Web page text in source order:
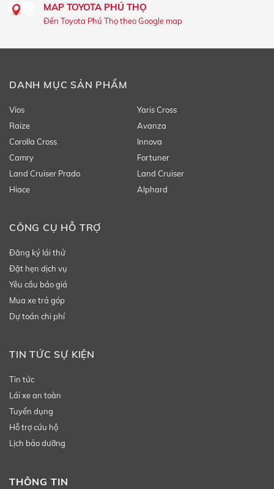
MAP TOYOTA PHÚ THỌ
Đến Toyota Phú Thọ theo Google map
DANH MỤC SẢN PHẨM
Vios
Yaris Cross
Raize
Avanza
Corolla Cross
Innova
Camry
Fortuner
Land Cruiser Prado
Land Cruiser
Hiace
Alphard
CÔNG CỤ HỖ TRỢ
Đăng ký lái thử
Đặt hẹn dịch vụ
Yêu cầu báo giá
Mua xe trả góp
Dự toán chi phí
TIN TỨC SỰ KIỆN
Tin tức
Lái xe an toàn
Tuyển dụng
Hỗ trợ cứu hộ
Lịch bảo dưỡng
THÔNG TIN